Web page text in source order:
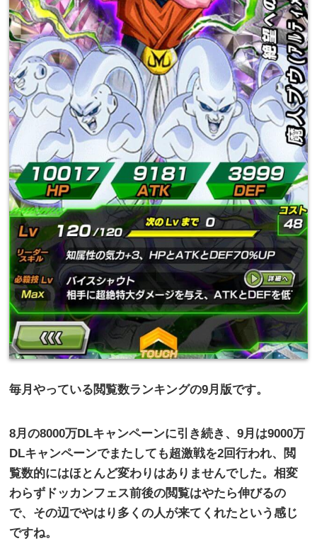
毎月やっている閲覧数ランキングの9月版です。
8月の8000万DLキャンペーンに引き続き、9月は9000万
DLキャンペーンでまたしても超激戦を2回行われ、閲
覧数的にはほとんど変わりはありませんでした。相変
わらずドッカンフェス前後の閲覧はやたら伸びるの
で、その辺でやはり多くの人が来てくれたという感じ
ですね。